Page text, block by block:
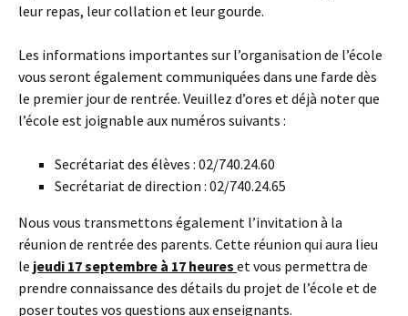
leur repas, leur collation et leur gourde.
Les informations importantes sur l’organisation de l’école
vous seront également communiquées dans une farde dès
le premier jour de rentrée. Veuillez d’ores et déjà noter que
l’école est joignable aux numéros suivants :
Secrétariat des élèves : 02/740.24.60
Secrétariat de direction : 02/740.24.65
Nous vous transmettons également l’invitation à la
réunion de rentrée des parents. Cette réunion qui aura lieu
le jeudi 17 septembre à 17 heures et vous permettra de
prendre connaissance des détails du projet de l’école et de
poser toutes vos questions aux enseignants.